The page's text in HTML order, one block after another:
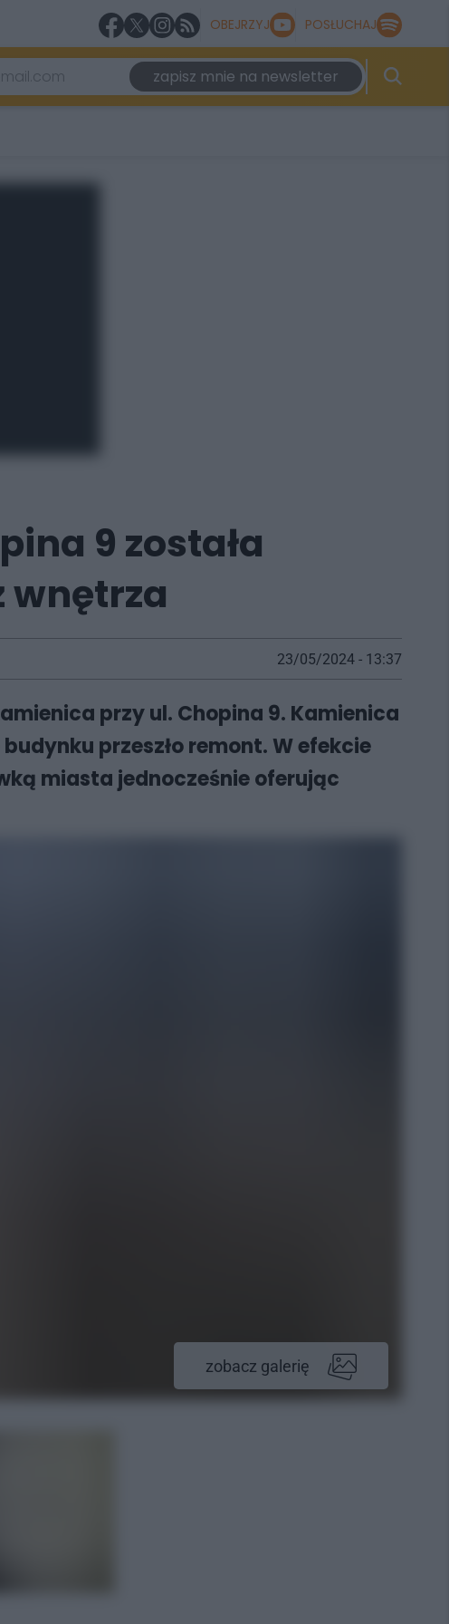
OBEJRZYJ POSŁUCHAJ
zapisz mnie na newsletter
9 została
wnętrza
23/05/2024 - 13:37
przy ul. Chopina 9. Kamienica
przeszło remont. W efekcie
miasta jednocześnie oferując
zobacz galerię